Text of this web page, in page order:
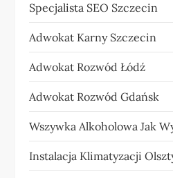
Specjalista SEO Szczecin
Adwokat Karny Szczecin
Adwokat Rozwód Łódź
Adwokat Rozwód Gdańsk
Wszywka Alkoholowa Jak
Instalacja Klimatyzacji